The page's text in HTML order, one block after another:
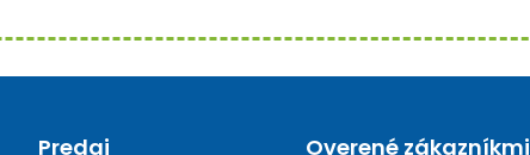
Predaj Overené zákazníkmi